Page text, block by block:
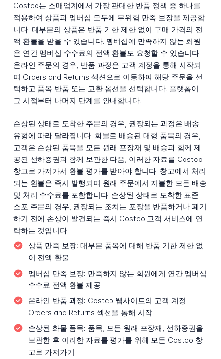
Costco는 소매업계에서 가장 관대한 반품 정책 중 하나를
적용하여 상품과 멤버십 모두에 무위험 만족 보장을 제공합
니다. 대부분의 상품은 반품 기한 제한 없이 구매 가격의 전
액 환불을 받을 수 있습니다. 멤버십에 만족하지 않는 회원
은 연간 멤버십 수수료의 전액 환불도 요청할 수 있습니다.
온라인 주문의 경우, 반품 과정은 고객 계정을 통해 시작되
며 Orders and Returns 섹션으로 이동하여 해당 주문을 선
택하고 품목 반품 또는 교환 옵션을 선택합니다. 플랫폼이
그 시점부터 나머지 단계를 안내합니다.
손상된 상태로 도착한 주문의 경우, 권장되는 과정은 배송
유형에 따라 달라집니다. 화물로 배송된 대형 품목의 경우,
고객은 손상된 품목을 모든 원래 포장재 및 배송과 함께 제
공된 선하증권과 함께 보관한 다음, 이러한 자료를 Costco
창고로 가져가서 환불 평가를 받아야 합니다. 창고에서 처리
되는 환불은 즉시 발행되며 원래 주문에서 지불한 모든 배송
및 처리 수수료를 포함합니다. 손상된 상태로 도착한 표준
소포 주문의 경우, 권장되는 조치는 포장을 반품하거나 폐기
하기 전에 손상이 발견되는 즉시 Costco 고객 서비스에 연
락하는 것입니다.
상품 만족 보장: 대부분 품목에 대해 반품 기한 제한 없
이 전액 환불
멤버십 만족 보장: 만족하지 않는 회원에게 연간 멤버십
수수료 전액 환불 제공
온라인 반품 과정: Costco 웹사이트의 고객 계정
Orders and Returns 섹션을 통해 시작
손상된 화물 품목: 품목, 모든 원래 포장재, 선하증권을
보관한 후 이러한 자료를 평가를 위해 모든 Costco 창
고로 가져가기